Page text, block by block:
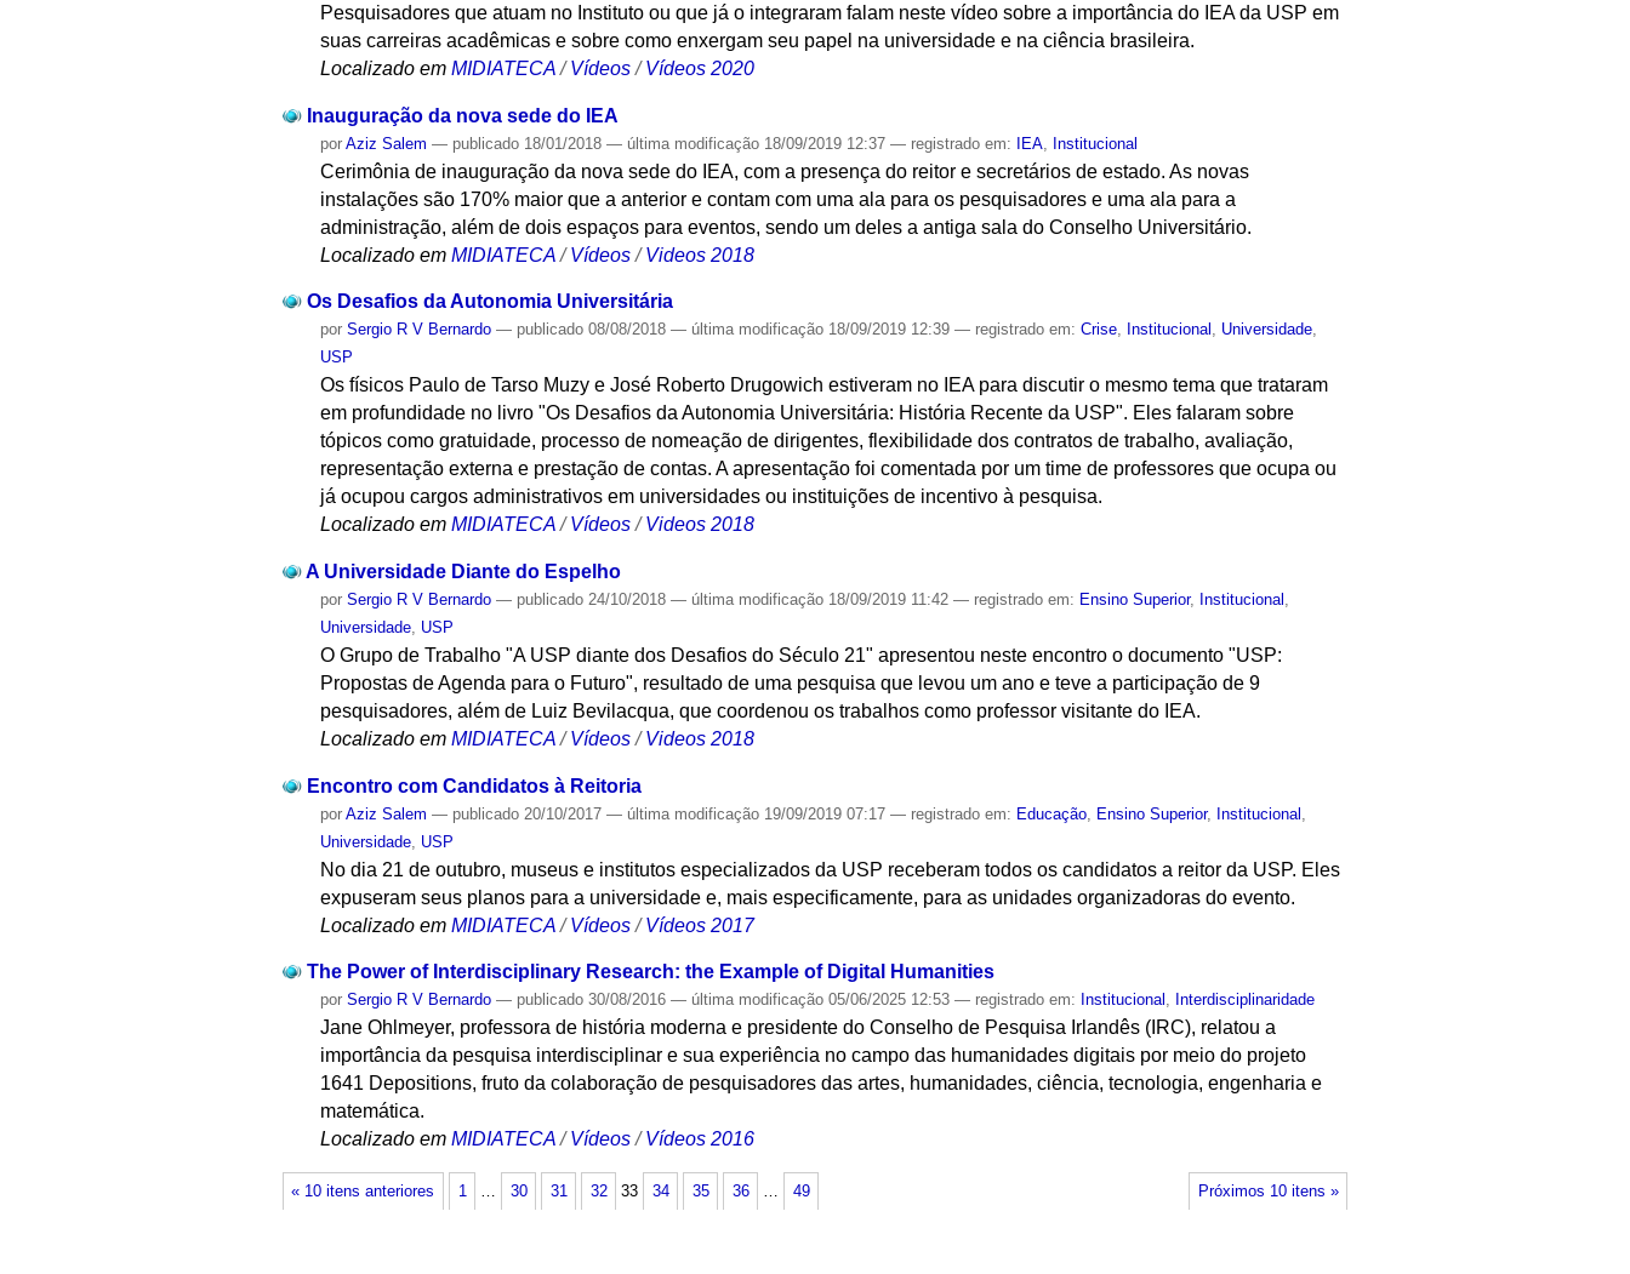
Pesquisadores que atuam no Instituto ou que já o integraram falam neste vídeo sobre a importância do IEA da USP em
suas carreiras acadêmicas e sobre como enxergam seu papel na universidade e na ciência brasileira.
Localizado em MIDIATECA /Vídeos /Vídeos 2020
Inauguração da nova sede do IEA
porAziz Salem — publicado 18/01/2018— última modificação 18/09/2019 12:37— registrado em: IEA Institucional
Cerimônia de inauguração da nova sede do IEA, com a presença do reitor e secretários de estado. As novas
instalações são 170% maior que a anterior e contam com uma ala para os pesquisadores e uma ala para a
administração, além de dois espaços para eventos, sendo um deles a antiga sala do Conselho Universitário.
Localizado em MIDIATECA /Vídeos /Videos 2018
Os Desafios da Autonomia Universitária
porSergio R V Bernardo — publicado 08/08/2018— última modificação 18/09/2019 12:39— registrado em:Crise, Institucional , Universidade,
USP
Os físicos Paulo de Tarso Muzy e José Roberto Drugowich estiveram no IEA para discutir o mesmo tema que trataram
em profundidade no livro "Os Desafios da Autonomia Universitária: História Recente da USP". Eles falaram sobre
tópicos como gratuidade, processo de nomeação de dirigentes, flexibilidade dos contratos de trabalho, avaliação,
representação externa e prestação de contas. A apresentação foi comentada por um time de professores que ocupa ou
já ocupou cargos administrativos em universidades ou instituições de incentivo à pesquisa.
Localizado em MIDIATECA /Vídeos /Videos 2018
A Universidade Diante do Espelho
porSergio R V Bernardo — publicado 24/10/2018— última modificação 18/09/2019 11:42— registrado em: Ensino Superior, Institucional
Universidade USP
O Grupo de Trabalho "A USP diante dos Desafios do Século 21" apresentou neste encontro o documento "USP:
Propostas de Agenda para o Futuro", resultado de uma pesquisa que levou um ano e teve a participação de 9
pesquisadores, além de Luiz Bevilacqua, que coordenou os trabalhos como professor visitante do IEA.
Localizado em MIDIATECA /Vídeos /Videos 2018
Encontro com Candidatos à Reitoria
porAziz Salem — publicado 20/10/2017— última modificação 19/09/2019 07:17— registrado em: Educação Ensino Superior, Institucional
Universidade USP
No dia 21 de outubro, museus e institutos especializados da USP receberam todos os candidatos a reitor da USP. Eles
expuseram seus planos para a universidade e, mais especificamente, para as unidades organizadoras do evento.
Localizado em MIDIATECA /Vídeos /Vídeos 2017
The Power of Interdisciplinary Research: the Example of Digital Humanities
porSergio R V Bernardo — publicado 30/08/2016— última modificação 05/06/2025 12:53— registrado em: Institucional , Interdisciplinaridade
Jane Ohlmeyer, professora de história moderna e presidente do Conselho de Pesquisa Irlandês (IRC), relatou a
importância da pesquisa interdisciplinar e sua experiência no campo das humanidades digitais por meio do projeto
1641 Depositions, fruto da colaboração de pesquisadores das artes, humanidades, ciência, tecnologia, engenharia e
matemática.
Localizado em MIDIATECA /Vídeos /Vídeos 2016
« 10 itens anteriores Próximos 10 itens »
1 30 31 32 33 34 35 36 49